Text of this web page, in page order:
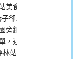
美食懶人包！
卻人氣評價都高的
旁銅板價格在地人都
，這10家新店必吃美
林站美食懶人包，小